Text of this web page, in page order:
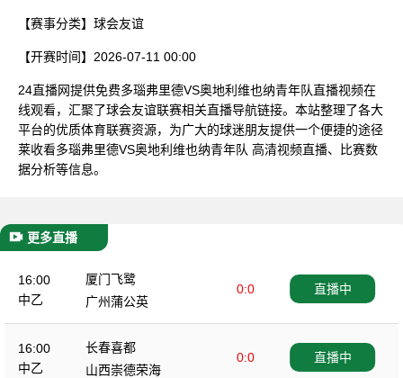
【赛事分类】 球会友谊
【开赛时间】 2026-07-11 00:00
24直播网提供免费多瑙弗里德VS奥地利维也纳青年队直播视频在
线观看，汇聚了球会友谊联赛相关直播导航链接。本站整理了各大
平台的优质体育联赛资源，为广大的球迷朋友提供一个便捷的途径
莱收看多瑙弗里德VS奥地利维也纳青年队 高清视频直播、比赛数
据分析等信息。
更多直播
16:00
中乙
厦门飞鹭
0:0
广州蒲公英
直播中
16:00
中乙
长春喜都
0:0
山西崇德荣海
直播中